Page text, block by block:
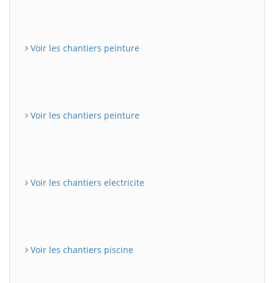
Voir les chantiers peinture
Voir les chantiers peinture
Voir les chantiers electricite
Voir les chantiers piscine